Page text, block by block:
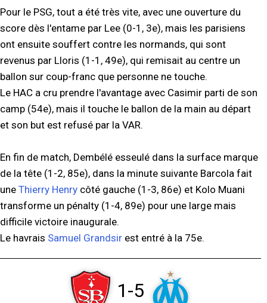
Pour le PSG, tout a été très vite, avec une ouverture du
score dès l'entame par Lee (0-1, 3e), mais les parisiens
ont ensuite souffert contre les normands, qui sont
revenus par Lloris (1-1, 49e), qui remisait au centre un
ballon sur coup-franc que personne ne touche.
Le HAC a cru prendre l'avantage avec Casimir parti de son
camp (54e), mais il touche le ballon de la main au départ
et son but est refusé par la VAR.
En fin de match, Dembélé esseulé dans la surface marque
de la tête (1-2, 85e), dans la minute suivante Barcola fait
une Thierry Henry côté gauche (1-3, 86e) et Kolo Muani
transforme un pénalty (1-4, 89e) pour une large mais
difficile victoire inaugurale.
Le havrais Samuel Grandsir est entré à la 75e.
1-5